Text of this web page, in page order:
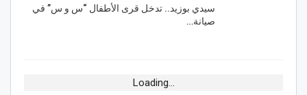
سيدي بوزيد.. تدخل قرى الأطفال “س و س” في
صيانة…
Loading...